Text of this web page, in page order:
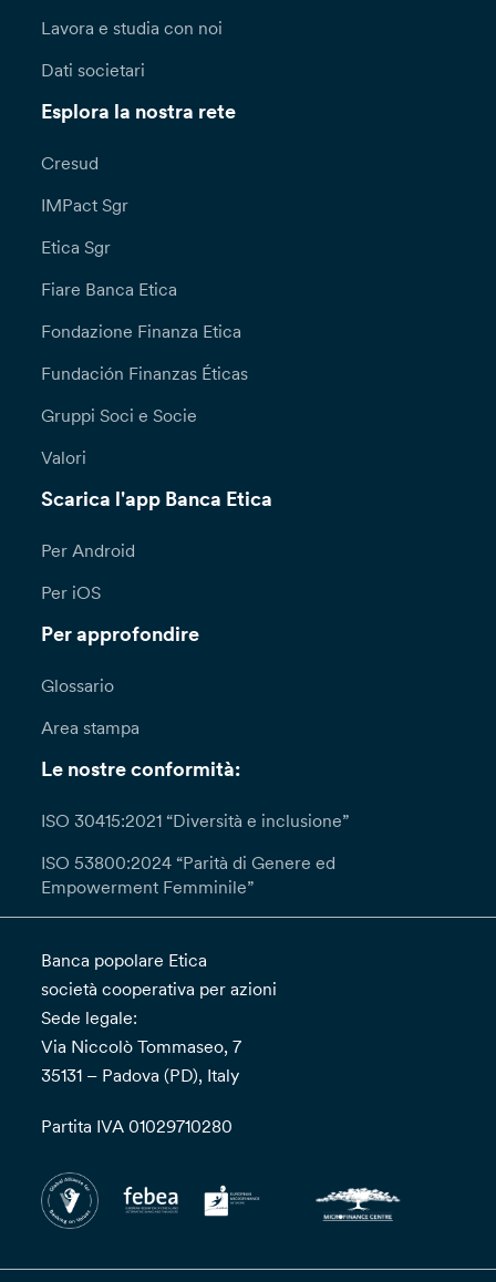
Lavora e studia con noi
Dati societari
Esplora la nostra rete
Cresud
IMPact Sgr
Etica Sgr
Fiare Banca Etica
Fondazione Finanza Etica
Fundación Finanzas Éticas
Gruppi Soci e Socie
Valori
Scarica l'app Banca Etica
Per Android
Per iOS
Per approfondire
Glossario
Area stampa
Le nostre conformità:
ISO 30415:2021 “Diversità e inclusione”
ISO 53800:2024 “Parità di Genere ed
Empowerment Femminile”
Banca popolare Etica
società cooperativa per azioni
Sede legale:
Via Niccolò Tommaseo, 7
35131 – Padova (PD), Italy
Partita IVA 01029710280